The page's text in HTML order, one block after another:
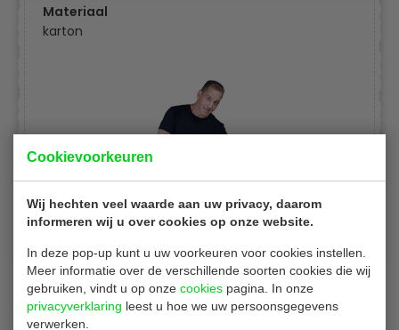
Cookievoorkeuren
Wij hechten veel waarde aan uw privacy, daarom
informeren wij u over cookies op onze website.
In deze pop-up kunt u uw voorkeuren voor cookies instellen.
Meer informatie over de verschillende soorten cookies die wij
gebruiken, vindt u op onze cookies pagina. In onze
privacyverklaring leest u hoe we uw persoonsgegevens
verwerken.
Materiaal
karton